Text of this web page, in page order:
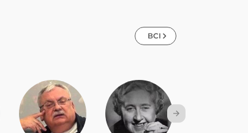
ВСІ